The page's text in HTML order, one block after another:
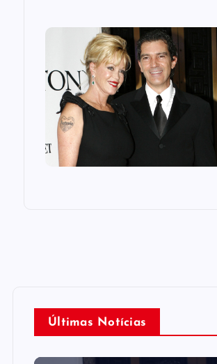
Últimas Notícias